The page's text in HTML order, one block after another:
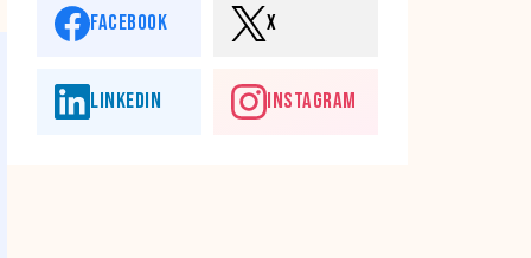
FACEBOOK X
LINKEDIN INSTAGRAM